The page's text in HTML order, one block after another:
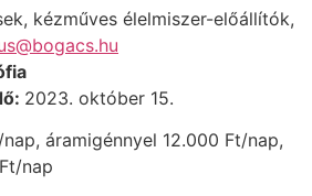
kézműves élelmiszer-előállítók,
2023. október 15.
áramigénnyel 12.000 Ft/nap,
nap